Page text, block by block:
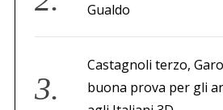
Gualdo
Castagnoli terzo,
buona prova per gli